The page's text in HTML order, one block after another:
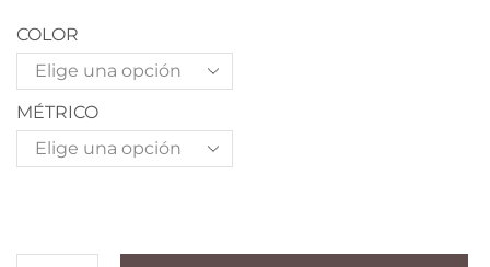
COLOR
MÉTRICO